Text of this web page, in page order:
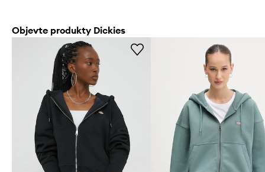
Objevte produkty Dickies